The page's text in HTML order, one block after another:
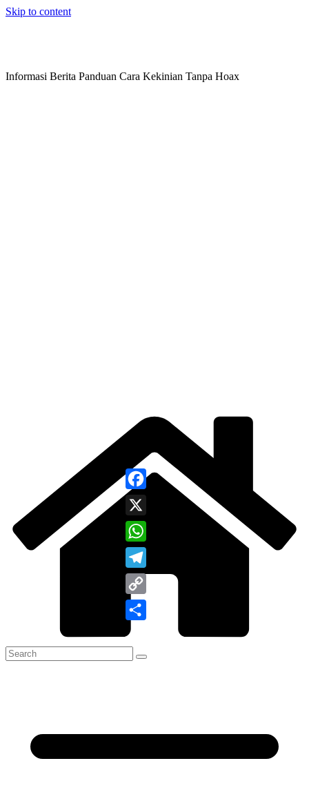
Skip to content
Informasi Berita Panduan Cara Kekinian Tanpa Hoax
Facebook
X
WhatsApp
Telegram
Copy
Share